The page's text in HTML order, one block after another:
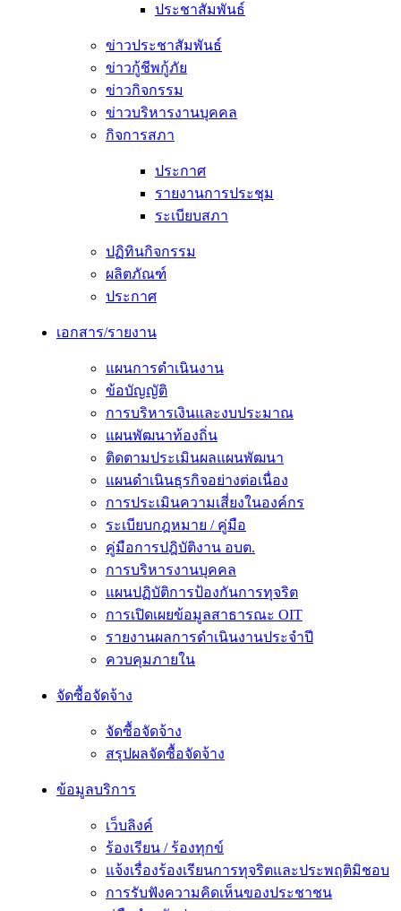
ประชาสัมพันธ์
ข่าวประชาสัมพันธ์
ข่าวกู้ชีพกู้ภัย
ข่าวกิจกรรม
ข่าวบริหารงานบุคคล
กิจการสภา
ประกาศ
รายงานการประชุม
ระเบียบสภา
ปฏิทินกิจกรรม
ผลิตภัณฑ์
ประกาศ
เอกสาร/รายงาน
แผนการดำเนินงาน
ข้อบัญญัติ
การบริหารเงินและงบประมาณ
แผนพัฒนาท้องถิ่น
ติดตามประเมินผลแผนพัฒนา
แผนดำเนินธุรกิจอย่างต่อเนื่อง
การประเมินความเสี่ยงในองค์กร
ระเบียบกฎหมาย / คู่มือ
คู่มือการปฎิบัติงาน อบต.
การบริหารงานบุคคล
แผนปฏิบัติการป้องกันการทุจริต
การเปิดเผยข้อมูลสาธารณะ OIT
รายงานผลการดำเนินงานประจำปี
ควบคุมภายใน
จัดซื้อจัดจ้าง
จัดซื้อจัดจ้าง
สรุปผลจัดซื้อจัดจ้าง
ข้อมูลบริการ
เว็บลิงค์
ร้องเรียน / ร้องทุกข์
แจ้งเรื่องร้องเรียนการทุจริตและประพฤติมิชอบ
การรับฟังความคิดเห็นของประชาชน